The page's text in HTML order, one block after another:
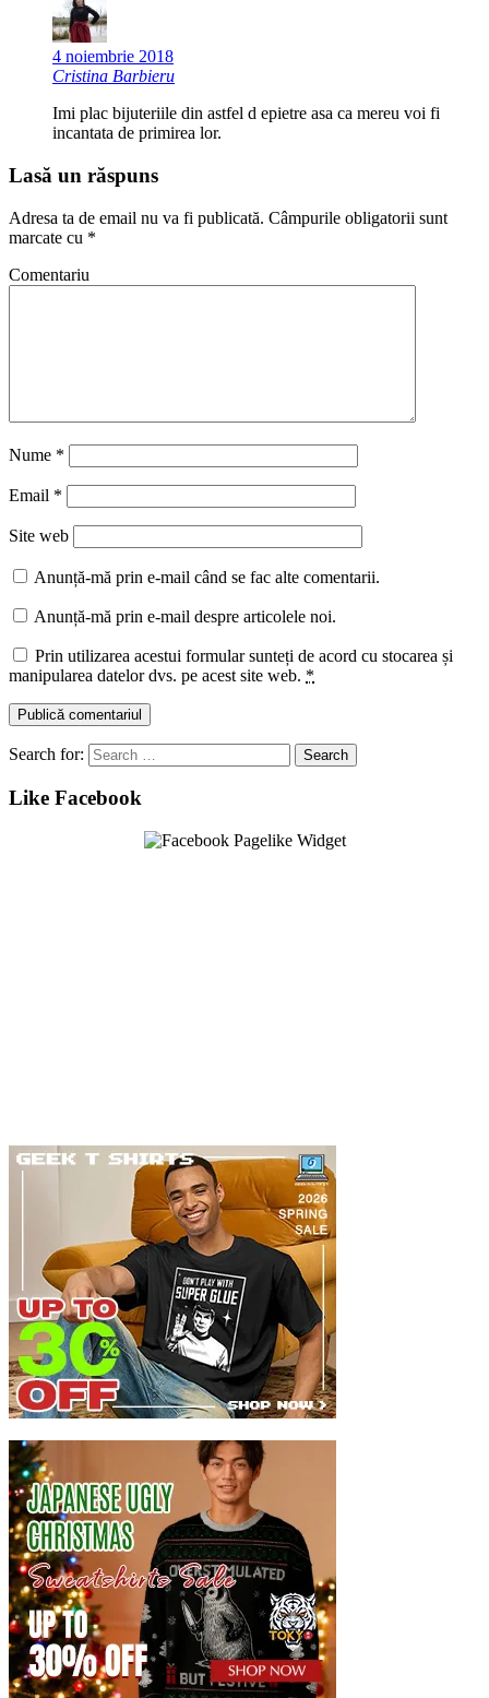
4 noiembrie 2018
Cristina Barbieru
Imi plac bijuteriile din astfel d epietre asa ca mereu voi fi
incantata de primirea lor.
Lasă un răspuns
Adresa ta de email nu va fi publicată. Câmpurile obligatorii sunt
marcate cu *
Comentariu
Nume *
Email *
Site web
Anunță-mă prin e-mail când se fac alte comentarii.
Anunță-mă prin e-mail despre articolele noi.
Prin utilizarea acestui formular sunteți de acord cu stocarea și
manipularea datelor dvs. pe acest site web. *
Search for:
Like Facebook